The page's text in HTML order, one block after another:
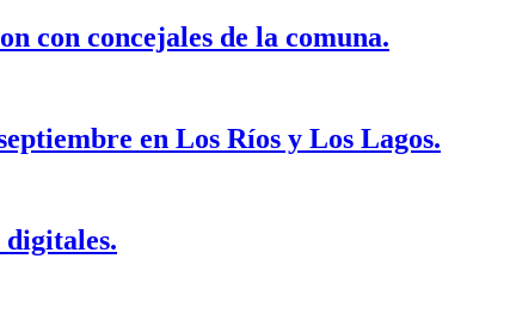
con concejales de la comuna.
en Los Ríos y Los Lagos.
digitales.